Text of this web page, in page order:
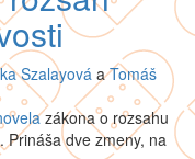
SzalayováaTomáš
zákona o rozsahu
Prináša dve zmeny, na